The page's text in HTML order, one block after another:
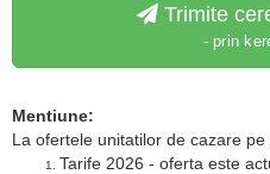
Trimite
- prin
Mentiune:
La ofertele unitatilor de cazare
Tarife 2026 - oferta este